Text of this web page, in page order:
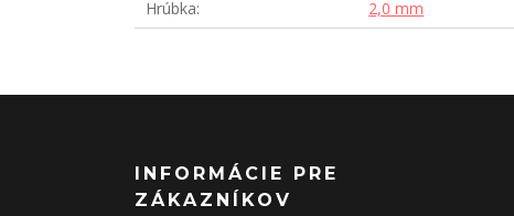
Hrúbka
2,0 mm
INFORMÁCIE PRE
ZÁKAZNÍKOV